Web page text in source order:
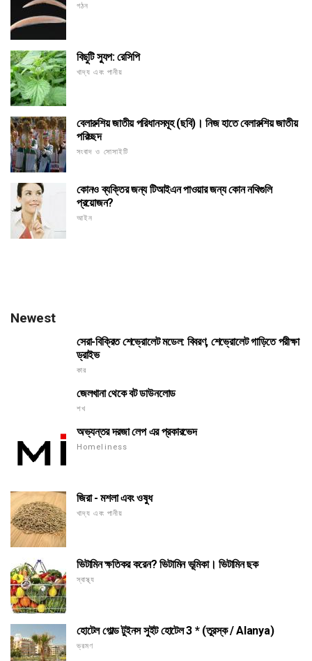
গঠন
বিছুটি স্যুপ: রেসিপি
খাদ্য এবং পানীয়
বেলারুশিয় জাতীয় পরিধানসমূহ (ছবি)। নিজ হাতে বেলারুশিয় জাতীয়
পরিচ্ছদ
সংবাদ ও সোসাইটি
কোনও ব্যক্তির জন্য টিআইএন পাওয়ার জন্য কোন নথিগুলি
প্রয়োজন?
আইন
Newest
সেরা-বিক্রিত শেভ্রোলেট মডেল: বিবরণ, শেভ্রোলেট গাড়িতে পরীক্ষা
ড্রাইভ
কার
জেলখানা থেকে বট ডাউনলোড
শখ
অভ্যন্তর দরজা লেপ এর প্রকারভেদ
Homeliness
জিরা - মশলা এবং ওষুধ
খাদ্য এবং পানীয়
ভিটামিন ক্ষতিকর করেন? ভিটামিন ভূমিকা। ভিটামিন ছক
স্বাস্থ্য
হোটেল গোল্ড টুইনস সুইট হোটেল 3 * (তুরস্ক / Alanya)
ভ্রমণ